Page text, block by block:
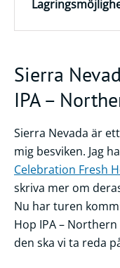
YouTube
Sierra
IPA –
Sierra Nevada är
mig besviken. Jag
Celebration Fresh
skriva mer om
Nu har turen
Hop IPA –
den ska vi ta reda